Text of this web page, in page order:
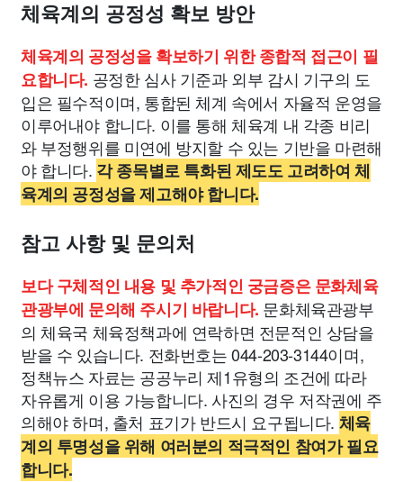
체육계의 공정성 확보 방안
체육계의 공정성을 확보하기 위한 종합적 접근이 필
요합니다. 공정한 심사 기준과 외부 감시 기구의 도
입은 필수적이며, 통합된 체계 속에서 자율적 운영을
이루어내야 합니다. 이를 통해 체육계 내 각종 비리
와 부정행위를 미연에 방지할 수 있는 기반을 마련해
야 합니다. 각 종목별로 특화된 제도도 고려하여 체
육계의 공정성을 제고해야 합니다.
참고 사항 및 문의처
보다 구체적인 내용 및 추가적인 궁금증은 문화체육
관광부에 문의해 주시기 바랍니다. 문화체육관광부
의 체육국 체육정책과에 연락하면 전문적인 상담을
받을 수 있습니다. 전화번호는 044-203-3144이며,
정책뉴스 자료는 공공누리 제1유형의 조건에 따라
자유롭게 이용 가능합니다. 사진의 경우 저작권에 주
의해야 하며, 출처 표기가 반드시 요구됩니다. 체육
계의 투명성을 위해 여러분의 적극적인 참여가 필요
합니다.